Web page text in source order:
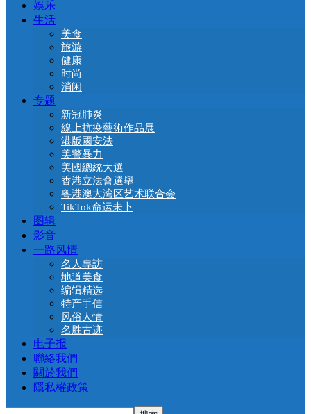
娛乐
生活
美食
旅游
健康
时尚
消闲
专题
新冠肺炎
線上抗疫藝術作品展
港版國安法
美警暴力
美國總統大選
香港立法會選舉
粤港澳大湾区艺术联合会
TikTok命运未卜
图辑
影音
一路风情
名人專訪
地道美食
编辑精选
特产手信
风俗人情
名胜古迹
电子报
聯絡我們
關於我們
隱私權政策